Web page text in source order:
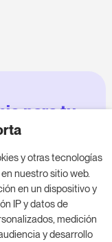
para tu
días y mejora tu
tu prueba
y otras tecnologías
nuestro sitio web.
en un dispositivo y
IP y datos de
medición
y desarrollo